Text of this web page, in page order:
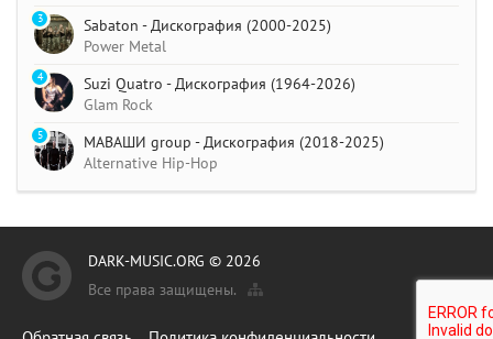
Sabaton - Дискография (2000-2025)
Power Metal
3
Suzi Quatro - Дискография (1964-2026)
Glam Rock
4
МАВАШИ group - Дискография (2018-2025)
Alternative Hip-Hop
5
DARK-MUSIC.ORG © 2026
Все права защищены.